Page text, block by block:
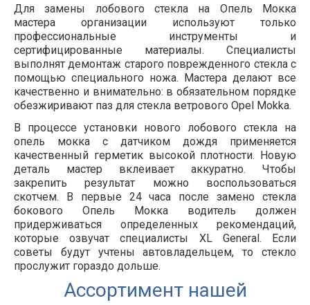
Для замены лобового стекла на Опель Мокка
мастера организации используют только
профессиональные инструменты и
сертифицированные материалы. Специалисты
выполнят демонтаж старого поврежденного стекла с
помощью специального ножа. Мастера делают все
качественно и внимательно: в обязательном порядке
обезжиривают паз для стекла ветрового Оpel Мokka.
В процессе установки нового лобового стекла на
опель мокка с датчиком дождя применяется
качественный герметик высокой плотности. Новую
деталь мастер вклеивает аккуратно. Чтобы
закрепить результат можно воспользоваться
скотчем. В первые 24 часа после замено стекла
бокового Опель Мокка водитель должен
придерживаться определенных рекомендаций,
которые озвучат специалисты XL General. Если
советы будут учтены автовладельцем, то стекло
прослужит гораздо дольше.
Ассортимент нашей